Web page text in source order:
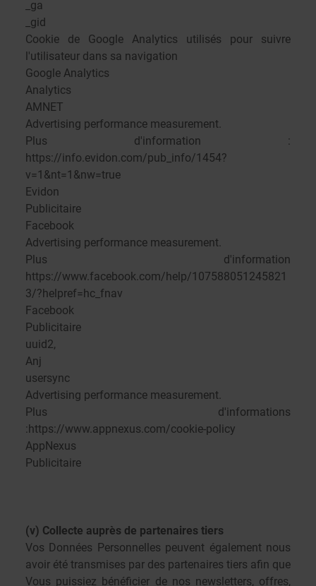
_ga
_gid
Cookie de Google Analytics utilisés pour suivre
l'utilisateur dans sa navigation
Google Analytics
Analytics
AMNET
Advertising performance measurement.
Plus d'information :
https://info.evidon.com/pub_info/1454?
v=1&nt=1&nw=true
Evidon
Publicitaire
Facebook
Advertising performance measurement.
Plus d'information
https://www.facebook.com/help/107588051245821
3/?helpref=hc_fnav
Facebook
Publicitaire
uuid2,
Anj
usersync
Advertising performance measurement.
Plus d'informations
:https://www.appnexus.com/cookie-policy
AppNexus
Publicitaire
(v) Collecte auprès de partenaires tiers
Vos Données Personnelles peuvent également nous
avoir été transmises par des partenaires tiers afin que
Vous puissiez bénéficier de nos newsletters, offres,